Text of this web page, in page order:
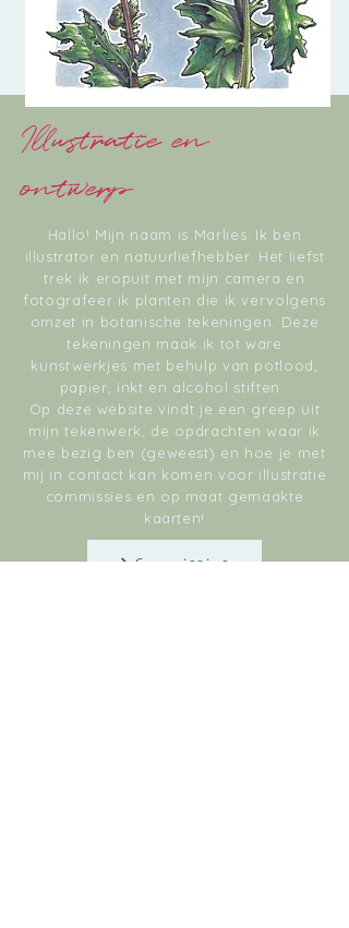
Illustratie en
ontwerp
Hallo! Mijn naam is Marlies. Ik ben
illustrator en natuurliefhebber. Het liefst
trek ik eropuit met mijn camera en
fotografeer ik planten die ik vervolgens
omzet in botanische tekeningen. Deze
tekeningen maak ik tot ware
kunstwerkjes met behulp van potlood,
papier, inkt en alcohol stiften.
Op deze website vindt je een greep uit
mijn tekenwerk, de opdrachten waar ik
mee bezig ben (geweest) en hoe je met
mij in contact kan komen voor illustratie
commissies en op maat gemaakte
kaarten!
Commissies